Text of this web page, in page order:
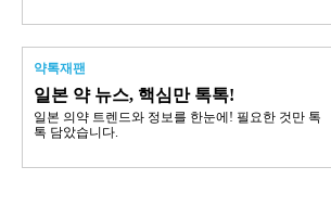
약톡재팬
일본 약 뉴스, 핵심만 톡톡!
일본 의약 트렌드와 정보를 한눈에! 필요한 것만 톡
톡 담았습니다.